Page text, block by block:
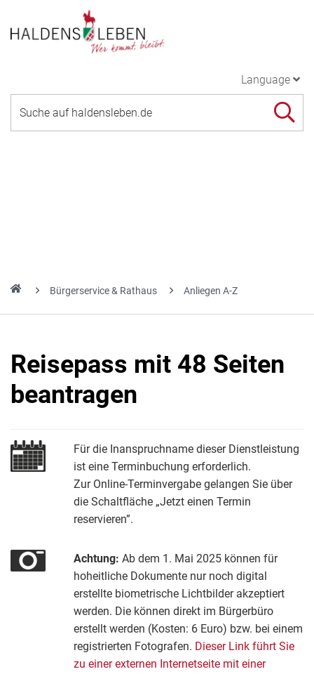
Language
Bürgerservice & Rathaus Anliegen A-Z
Reisepass mit 48 Seiten
beantragen
Für die Inanspruchname dieser Dienstleistung
ist eine Terminbuchung erforderlich.
Zur Online-Terminvergabe gelangen Sie über
die Schaltfläche „Jetzt einen Termin
reservieren”.
Achtung: Ab dem 1. Mai 2025 können für
hoheitliche Dokumente nur noch digital
erstellte biometrische Lichtbilder akzeptiert
werden. Die können direkt im Bürgerbüro
erstellt werden (Kosten: 6 Euro) bzw. bei einem
registrierten Fotografen. Dieser Link führt Sie
zu einer externen Internetseite mit einer